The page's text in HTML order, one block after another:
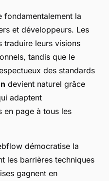
fondamentalement la
et développeurs. Les
traduire leurs visions
tandis que le
des standards
devient naturel grâce
adaptent
en page à tous les
démocratise la
les barrières techniques
gagnent en